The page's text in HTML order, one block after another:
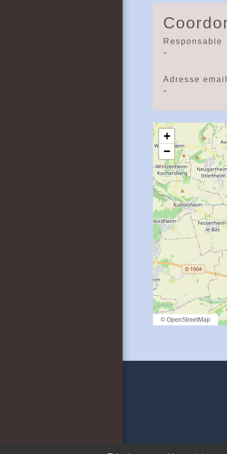
Responsable
-
Adresse email
-
+
−
© OpenStreetMap